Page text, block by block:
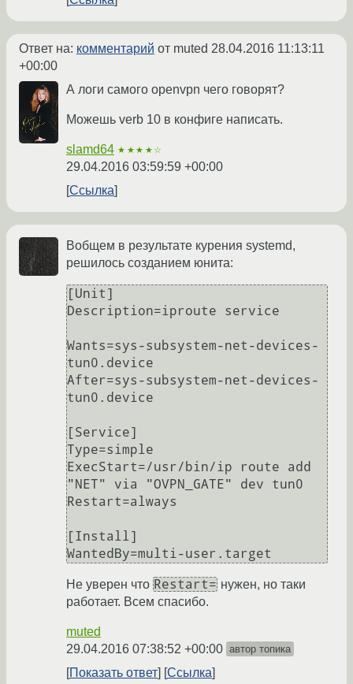
Ответ на: комментарий от muted 28.04.2016 11:13:11
+00:00
А логи самого openvpn чего говорят?
Можешь verb 10 в конфиге написать.
slamd64 ★★★★☆
29.04.2016 03:59:59 +00:00
Ссылка
Вобщем в результате курения systemd,
решилoсь созданием юнита:
[Unit]
Description=iproute service
Wants=sys-subsystem-net-devices-
tun0.device
After=sys-subsystem-net-devices-
tun0.device
[Service]
Type=simple
ExecStart=/usr/bin/ip route add
"NET" via "OVPN_GATE" dev tun0
Restart=always
[Install]
Не уверен что Restart= нужен, но таки
работает. Всем спасибо.
muted
29.04.2016 07:38:52 +00:00 автор топика
Показать ответ Ссылка